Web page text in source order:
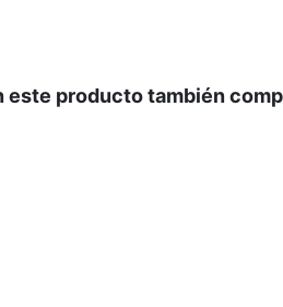
producto también